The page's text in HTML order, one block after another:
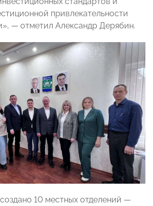
привлекательности
— отметил Александр Дерябин.
10 местных отделений —